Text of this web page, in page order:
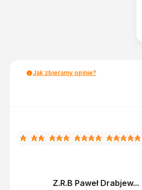
Jak zbieramy opinie?
Z.R.B Paweł Drabjew...